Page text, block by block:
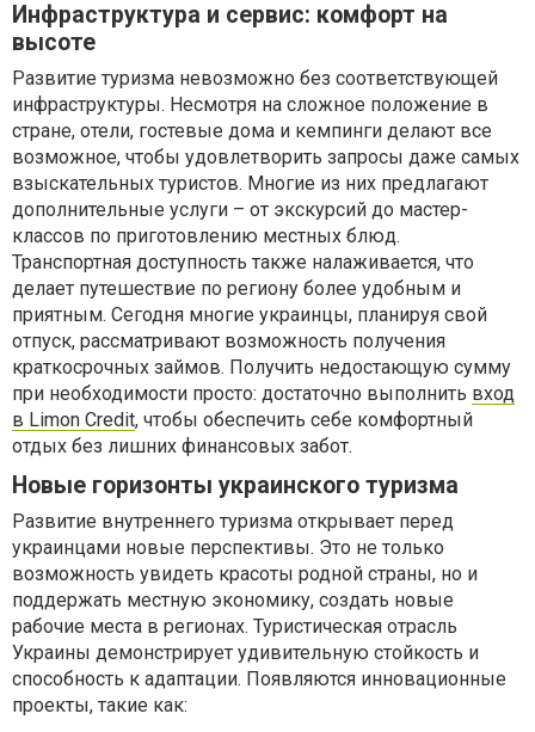
Инфраструктура и сервис: комфорт на
высоте
Развитие туризма невозможно без соответствующей
инфраструктуры. Несмотря на сложное положение в
стране, отели, гостевые дома и кемпинги делают все
возможное, чтобы удовлетворить запросы даже самых
взыскательных туристов. Многие из них предлагают
дополнительные услуги – от экскурсий до мастер-
классов по приготовлению местных блюд.
Транспортная доступность также налаживается, что
делает путешествие по региону более удобным и
приятным. Сегодня многие украинцы, планируя свой
отпуск, рассматривают возможность получения
краткосрочных займов. Получить недостающую сумму
при необходимости просто: достаточно выполнить вход
в Limon Credit, чтобы обеспечить себе комфортный
отдых без лишних финансовых забот.
Новые горизонты украинского туризма
Развитие внутреннего туризма открывает перед
украинцами новые перспективы. Это не только
возможность увидеть красоты родной страны, но и
поддержать местную экономику, создать новые
рабочие места в регионах. Туристическая отрасль
Украины демонстрирует удивительную стойкость и
способность к адаптации. Появляются инновационные
проекты, такие как: